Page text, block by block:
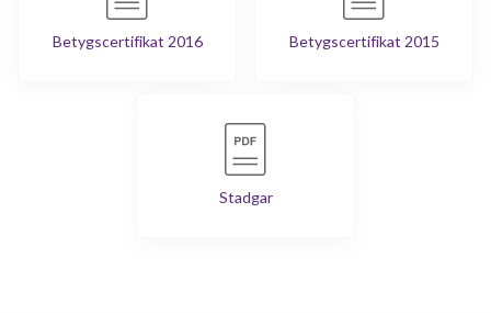
Betygscertifikat 2016 Betygscertifikat 2015
Stadgar